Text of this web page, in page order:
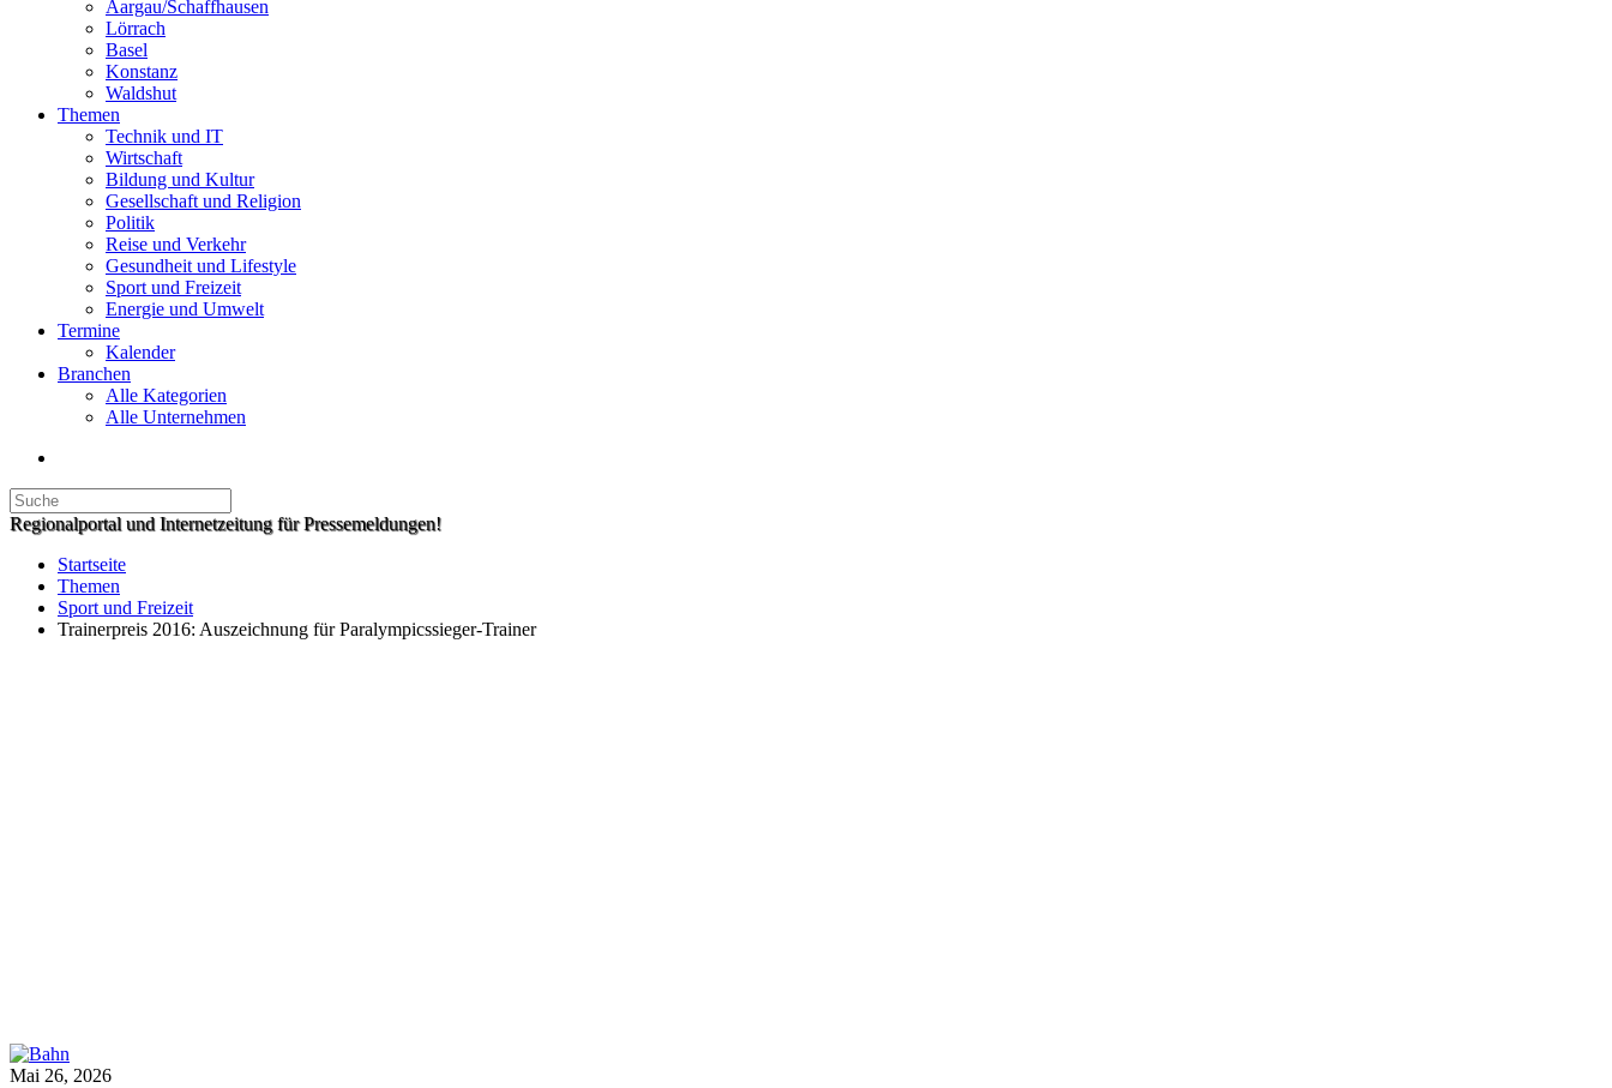
Aargau/Schaffhausen
Lörrach
Basel
Konstanz
Waldshut
Themen
Technik und IT
Wirtschaft
Bildung und Kultur
Gesellschaft und Religion
Politik
Reise und Verkehr
Gesundheit und Lifestyle
Sport und Freizeit
Energie und Umwelt
Termine
Kalender
Branchen
Alle Kategorien
Alle Unternehmen
Regionalportal und Internetzeitung für Pressemeldungen!
Startseite
Themen
Sport und Freizeit
Trainerpreis 2016: Auszeichnung für Paralympicssieger-Trainer
Mai 26, 2026